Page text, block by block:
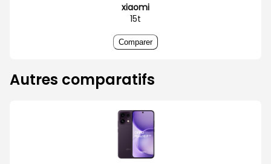
xiaomi
15t
Comparer
Autres comparatifs